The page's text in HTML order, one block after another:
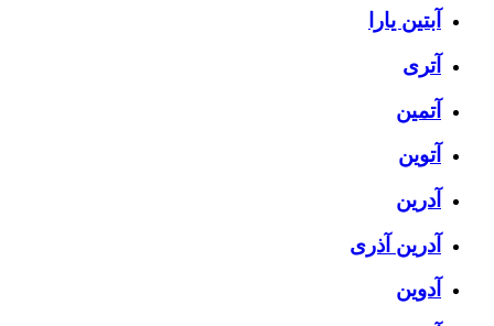
آبتین یارا
آتری
آتمین
آتوین
آدرین
آدرین آذری
آدوین